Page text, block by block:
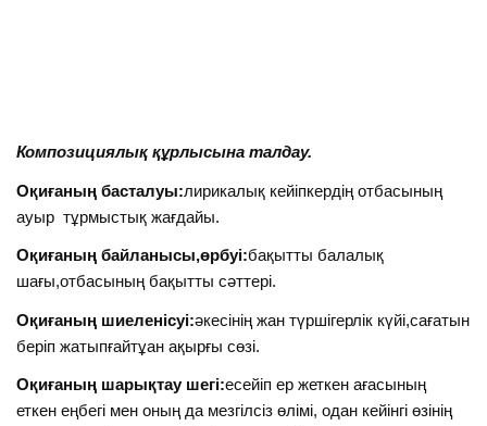
Композициялық құрлысына талдау.
Оқиғаның басталуы:лирикалық кейіпкердің отбасының
ауыр тұрмыстық жағдайы.
Оқиғаның байланысы,өрбуі:бақытты балалық
шағы,отбасының бақытты сәттері.
Оқиғаның шиеленісуі:әкесінің жан түршігерлік күйі,сағатын
беріп жатыпғайтұан ақырғы сөзі.
Оқиғаның шарықтау шегі:есейіп ер жеткен ағасының
еткен еңбегі мен оның да мезгілсіз өлімі, одан кейінгі өзінің